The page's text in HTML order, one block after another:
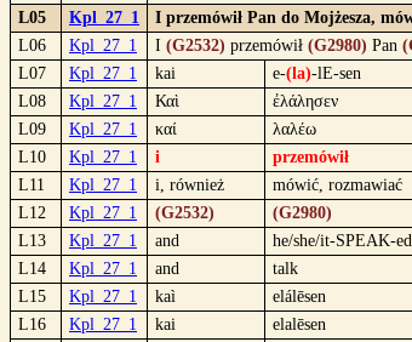
L05
Kpl_27_1
I przemówił Pan do Mojżesza,
L06
Kpl_27_1 I (G2532) przemówił (G2980) Pan
L07
Kpl_27_1 kai e-(la)-lE-sen
L08
Kpl_27_1 Καὶ ἐλάλησεν
L09
Kpl_27_1 καί λαλέω
L10
Kpl_27_1 i przemówił
L11
Kpl_27_1 i, również mówić, rozmawiać
L12
Kpl_27_1 (G2532) (G2980)
L13
Kpl_27_1 and he/she/it-SPEAK-ed
L14
Kpl_27_1 and talk
L15
Kpl_27_1 kaì elálēsen
L16
Kpl_27_1 kai elalēsen